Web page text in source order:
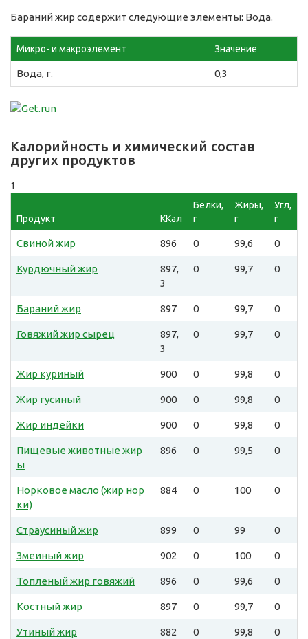
Бараний жир содержит следующие элементы: Вода.
Микро- и макроэлемент Значение
Вода, г. 0,3
Калорийность и химический состав
других продуктов
1
Продукт ККал
Белки,
г
Жиры,
г
Угл,
г
Свиной жир 896 0 99,6 0
Курдючный жир
897,
3
0 99,7 0
Бараний жир 897 0 99,7 0
Говяжий жир сырец
897,
3
0 99,7 0
Жир куриный 900 0 99,8 0
Жир гусиный 900 0 99,8 0
Жир индейки 900 0 99,8 0
Пищевые животные жир
ы
896 0 99,5 0
Норковое масло (жир нор
ки)
884 0 100 0
Страусиный жир 899 0 99 0
Змеиный жир 902 0 100 0
Топленый жир говяжий 896 0 99,6 0
Костный жир 897 0 99,7 0
Утиный жир 882 0 99,8 0